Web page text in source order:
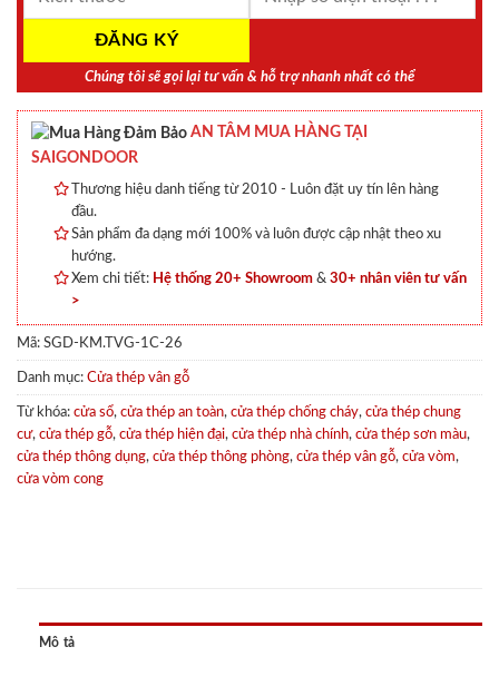
Chúng tôi sẽ gọi lại tư vấn & hỗ trợ nhanh nhất có thể
AN TÂM MUA HÀNG TẠI
SAIGONDOOR
Thương hiệu danh tiếng từ 2010 - Luôn đặt uy tín lên hàng
đầu.
Sản phẩm đa dạng mới 100% và luôn được cập nhật theo xu
hướng.
Xem chi tiết: Hệ thống 20+ Showroom & 30+ nhân viên tư vấn
>
Mã: SGD-KM.TVG-1C-26
Danh mục: Cửa thép vân gỗ
Từ khóa: cửa sổ, cửa thép an toàn, cửa thép chống cháy, cửa thép chung
cư, cửa thép gỗ, cửa thép hiện đại, cửa thép nhà chính, cửa thép sơn màu,
cửa thép thông dụng, cửa thép thông phòng, cửa thép vân gỗ, cửa vòm,
cửa vòm cong
Mô tả